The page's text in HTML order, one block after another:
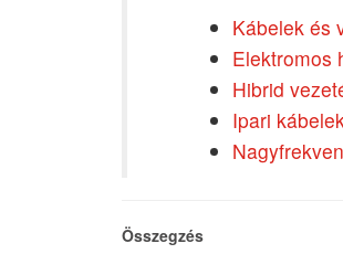
Kábelek és
Elektromos
Hibrid
Ipari
Összegzés